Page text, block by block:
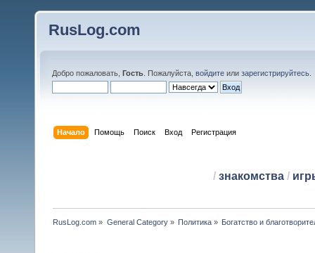
RusLog.com
Добро пожаловать, Гость . Пожалуйста, войдите или зарегистрируйтесь
Начало Помощь Поиск Вход Регистрация
/ знакомства/
RusLog.com » General Category» Политика» Богатство и